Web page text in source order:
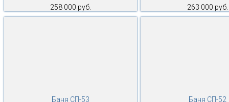
258 000 руб.
263 000 руб.
Баня СП-53 Баня СП-52